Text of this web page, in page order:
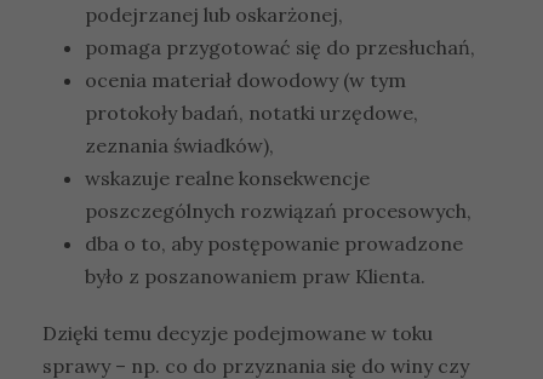
podejrzanej lub oskarżonej,
pomaga przygotować się do przesłuchań,
ocenia materiał dowodowy (w tym
protokoły badań, notatki urzędowe,
zeznania świadków),
wskazuje realne konsekwencje
poszczególnych rozwiązań procesowych,
dba o to, aby postępowanie prowadzone
było z poszanowaniem praw Klienta.
Dzięki temu decyzje podejmowane w toku
sprawy – np. co do przyznania się do winy czy